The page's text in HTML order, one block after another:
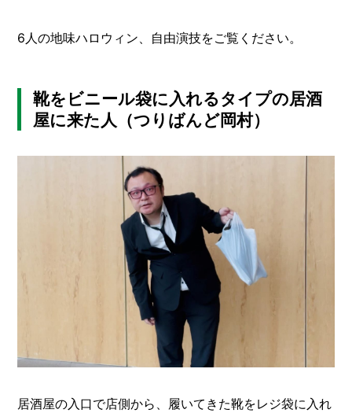
6人の地味ハロウィン、自由演技をご覧ください。
靴をビニール袋に入れるタイプの居酒
屋に来た人（つりばんど岡村）
居酒屋の入口で店側から、履いてきた靴をレジ袋に入れ